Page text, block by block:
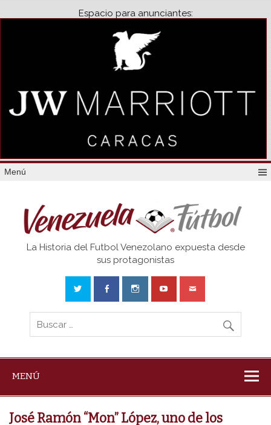
Espacio para anunciantes:
Menú
Venezuela
La Historia del Futbol Venezolano expuesta desde
sus protagonistas
MENÚ
José Ramón “Mon” López, uno de los